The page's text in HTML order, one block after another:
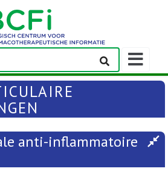
anti-inflammatoire